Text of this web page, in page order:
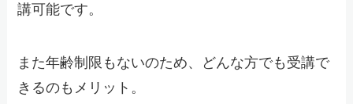
講可能です。
また年齢制限もないのため、どんな方でも受講で
きるのもメリット。